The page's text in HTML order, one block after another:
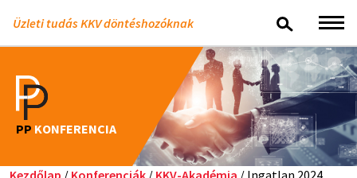
Üzleti tudás KKV döntéshozóknak
PP KONFERENCIA